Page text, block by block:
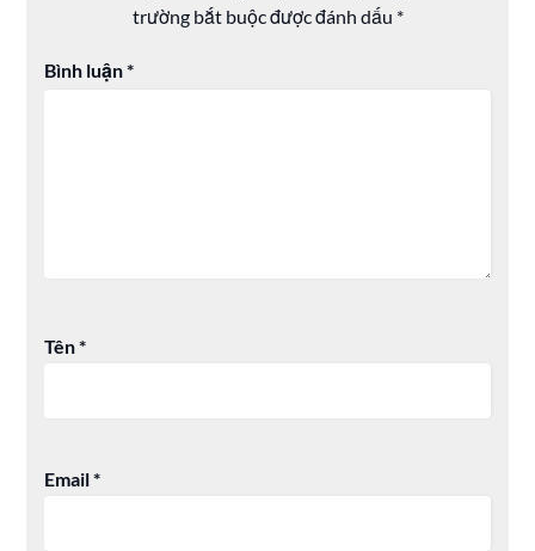
trường bắt buộc được đánh dấu *
Bình luận*
Tên*
Email*